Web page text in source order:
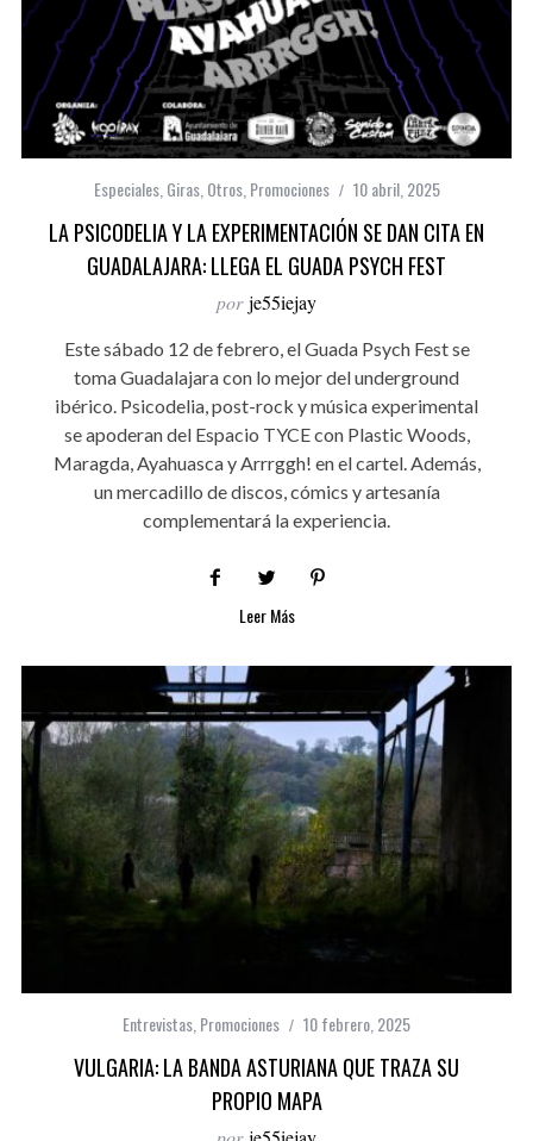
Especiales, Giras, Otros, Promociones 10 abril, 2025
LA PSICODELIA Y LA EXPERIMENTACIÓN SE DAN CITA EN
GUADALAJARA: LLEGA EL GUADA PSYCH FEST
por je55iejay
Este sábado 12 de febrero, el Guada Psych Fest se
toma Guadalajara con lo mejor del underground
ibérico. Psicodelia, post-rock y música experimental
se apoderan del Espacio TYCE con Plastic Woods,
Maragda, Ayahuasca y Arrrggh! en el cartel. Además,
un mercadillo de discos, cómics y artesanía
complementará la experiencia.
Leer Más
Entrevistas Promociones 10 febrero, 2025
VULGARIA: LA BANDA ASTURIANA QUE TRAZA SU
PROPIO MAPA